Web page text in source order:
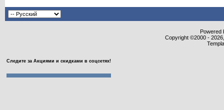
Powered
Copyright ©2000 -
Следите за Акциями и скидками в соцсетях!